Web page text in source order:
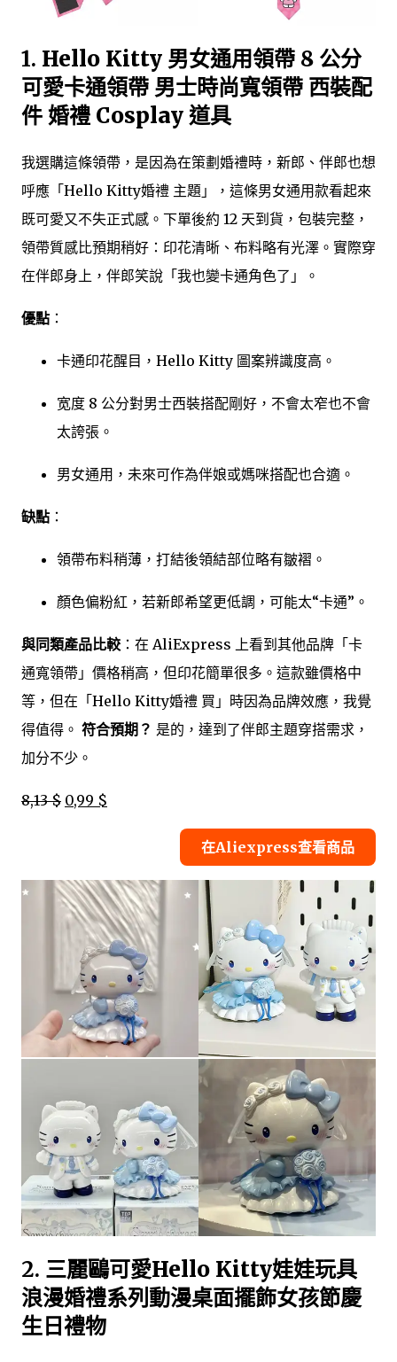
1. Hello Kitty 男女通用領帶 8 公分
可愛卡通領帶 男士時尚寬領帶 西裝配
件 婚禮 Cosplay 道具
我選購這條領帶，是因為在策劃婚禮時，新郎、伴郎也想
呼應「Hello Kitty婚禮 主題」，這條男女通用款看起來
既可愛又不失正式感。下單後約 12 天到貨，包裝完整，
領帶質感比預期稍好：印花清晰、布料略有光澤。實際穿
在伴郎身上，伴郎笑說「我也變卡通角色了」。
優點 ：
卡通印花醒目，Hello Kitty 圖案辨識度高。
宽度 8 公分對男士西裝搭配剛好，不會太窄也不會
太誇張。
男女通用，未來可作為伴娘或媽咪搭配也合適。
缺點 ：
領帶布料稍薄，打結後領結部位略有皺褶。
顏色偏粉紅，若新郎希望更低調，可能太“卡通”。
與同類產品比較 ：在 AliExpress 上看到其他品牌「卡
通寬領帶」價格稍高，但印花簡單很多。這款雖價格中
等，但在「Hello Kitty婚禮 買」時因為品牌效應，我覺
得值得。 符合預期？ 是的，達到了伴郎主題穿搭需求，
加分不少。
8,13 $ 0,99 $
在Aliexpress查看商品
2. 三麗鷗可愛Hello Kitty娃娃玩具
浪漫婚禮系列動漫桌面擺飾女孩節慶
生日禮物